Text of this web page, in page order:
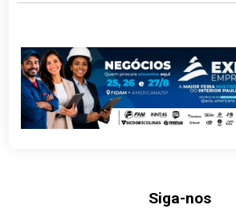
Siga-nos